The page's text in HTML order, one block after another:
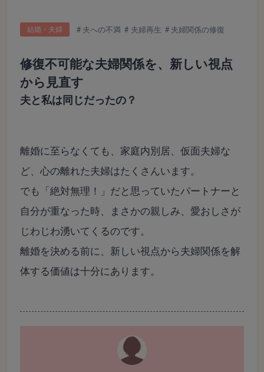
結婚・夫婦 夫への不満 夫婦再生 夫婦関係の修復
修復不可能な夫婦関係を、新しい視点
から見直す
夫と私は同じだったの？
離婚に至らなくても、家庭内別居、仮面夫婦な
ど、心の離れた夫婦はたくさんいます。
でも「絶対無理！」だと思っていたパートナーと
自分が重なった時、まさかの親しみ、愛おしさが
じわじわ湧いてくるのです。
離婚を決める前に、新しい視点から夫婦関係を解
体する価値は十分にあります。